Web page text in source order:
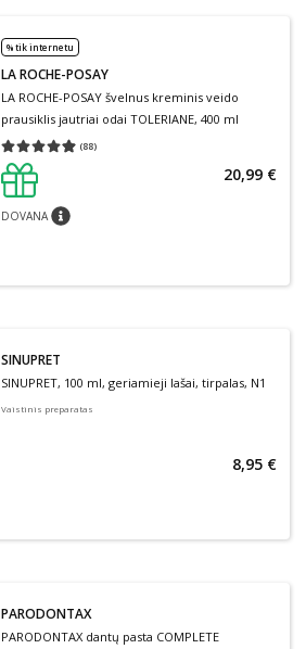
% tik internetu
LA ROCHE-POSAY
LA ROCHE-POSAY švelnus kreminis veido
prausiklis jautriai odai TOLERIANE, 400 ml
(88)
Vidutinis įvertinimas 4.91
DOVANApatarimas
20,99 €
SINUPRET
SINUPRET, 100 ml, geriamieji lašai, tirpalas, N1
Vaistinis preparatas
8,95 €
PARODONTAX
PARODONTAX dantų pasta COMPLETE